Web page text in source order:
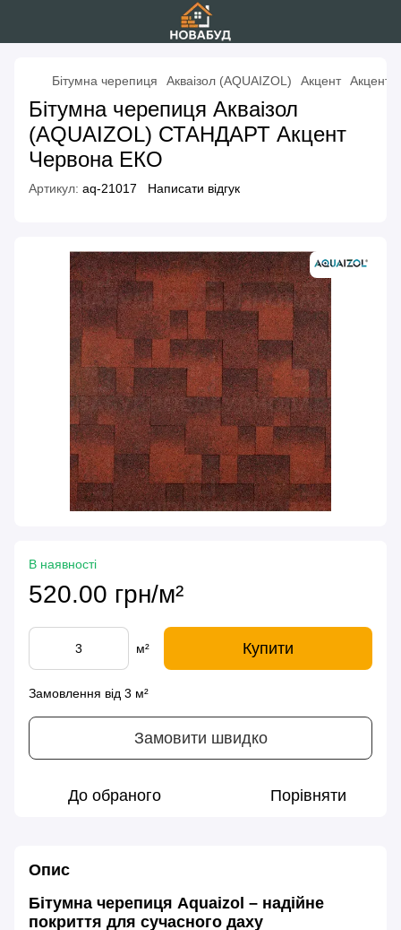
Бітумна черепиця Акваізол (AQUAIZOL) Акцент Акцент
Бітумна черепиця Акваізол
(AQUAIZOL) СТАНДАРТ Акцент
Червона ЕКО
Артикул: aq-21017 Написати відгук
В наявності
520.00 грн/м²
м² Купити
Замовлення від 3 м²
Замовити швидко
До обраного Порівняти
Опис
Бітумна черепиця Aquaizol – надійне
покриття для сучасного даху